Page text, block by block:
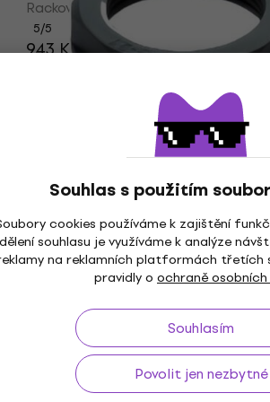
Souhlas s použitím
cookies používáme k zajištění
souhlasu je využíváme k analýze
na reklamních platformách třetích
pravidly o ochraně
Souhlasím
Povolit jen nezbytné
Rackové příslušenství
5/5
943 Kč961 Kč
Bespeco CND21 Rackové
Rackové příslušenství
24 Kč
Skladem
Bespeco CRO23EX Rackový
Rackový kufr
2 719 Kč 3 030,39 Kč
- 10 %
Skladem